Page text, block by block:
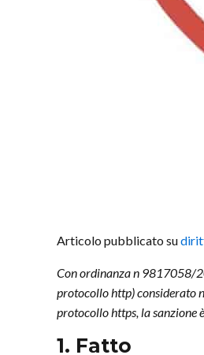
Articolo pubblicato su
Con ordinanza n 9817058/
protocollo http) considerato
protocollo https, la sanzione
1. Fatto